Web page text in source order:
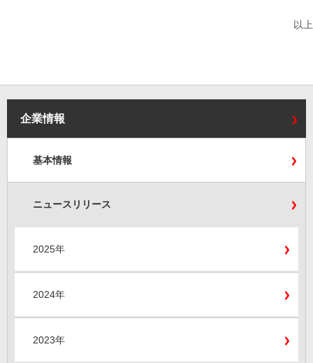
以上
企業情報
基本情報
ニュースリリース
2025年
2024年
2023年